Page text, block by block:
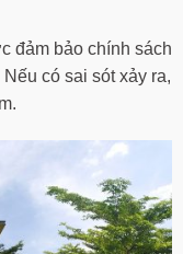
đảm bảo chính sách
có sai sót xảy ra,